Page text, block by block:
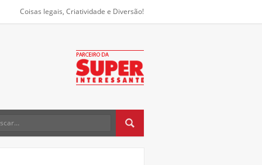
Coisas legais, Criatividade e Diversão!